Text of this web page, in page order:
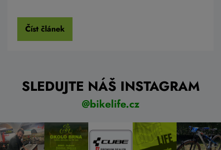
Číst článek
SLEDUJTE NÁŠ INSTAGRAM
@bikelife.cz